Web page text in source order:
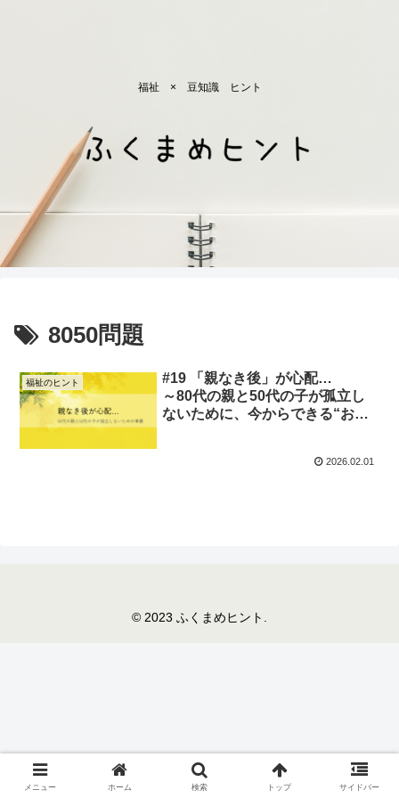
福祉 × 豆知識 ヒント
8050問題
福祉のヒント
#19 「親なき後」が心配…
～80代の親と50代の子が孤立し
ないために、今からできる“お金
2026.02.01
© 2023 ふくまめヒント.
メニュー ホーム 検索 トップ サイドバー